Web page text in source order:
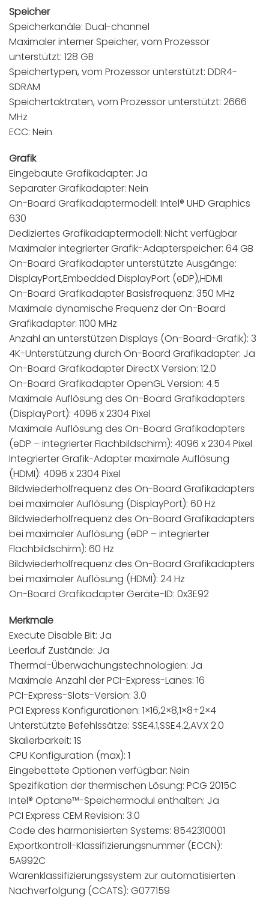
Speicher
Speicherkanäle: Dual-channel
Maximaler interner Speicher, vom Prozessor
unterstützt: 128 GB
Speichertypen, vom Prozessor unterstützt: DDR4-
SDRAM
Speichertaktraten, vom Prozessor unterstützt: 2666
MHz
ECC: Nein
Grafik
Eingebaute Grafikadapter: Ja
Separater Grafikadapter: Nein
On-Board Grafikadaptermodell: Intel® UHD Graphics
630
Dediziertes Grafikadaptermodell: Nicht verfügbar
Maximaler integrierter Grafik-Adapterspeicher: 64 GB
On-Board Grafikadapter unterstützte Ausgänge:
DisplayPort,Embedded DisplayPort (eDP),HDMI
On-Board Grafikadapter Basisfrequenz: 350 MHz
Maximale dynamische Frequenz der On-Board
Grafikadapter: 1100 MHz
Anzahl an unterstützen Displays (On-Board-Grafik): 3
4K-Unterstützung durch On-Board Grafikadapter: Ja
On-Board Grafikadapter DirectX Version: 12.0
On-Board Grafikadapter OpenGL Version: 4.5
Maximale Auflösung des On-Board Grafikadapters
(DisplayPort): 4096 x 2304 Pixel
Maximale Auflösung des On-Board Grafikadapters
(eDP – integrierter Flachbildschirm): 4096 x 2304 Pixel
Integrierter Grafik-Adapter maximale Auflösung
(HDMI): 4096 x 2304 Pixel
Bildwiederholfrequenz des On-Board Grafikadapters
bei maximaler Auflösung (DisplayPort): 60 Hz
Bildwiederholfrequenz des On-Board Grafikadapters
bei maximaler Auflösung (eDP – integrierter
Flachbildschirm): 60 Hz
Bildwiederholfrequenz des On-Board Grafikadapters
bei maximaler Auflösung (HDMI): 24 Hz
On-Board Grafikadapter Geräte-ID: 0x3E92
Merkmale
Execute Disable Bit: Ja
Leerlauf Zustände: Ja
Thermal-Überwachungstechnologien: Ja
Maximale Anzahl der PCI-Express-Lanes: 16
PCI-Express-Slots-Version: 3.0
PCI Express Konfigurationen: 1×16,2×8,1×8+2×4
Unterstützte Befehlssätze: SSE4.1,SSE4.2,AVX 2.0
Skalierbarkeit: 1S
CPU Konfiguration (max): 1
Eingebettete Optionen verfügbar: Nein
Spezifikation der thermischen Lösung: PCG 2015C
Intel® Optane™-Speichermodul enthalten: Ja
PCI Express CEM Revision: 3.0
Code des harmonisierten Systems: 8542310001
Exportkontroll-Klassifizierungsnummer (ECCN):
5A992C
Warenklassifizierungssystem zur automatisierten
Nachverfolgung (CCATS): G077159